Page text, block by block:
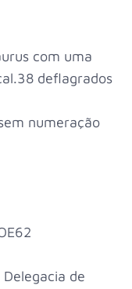
com uma
deflagrados
numeração
de